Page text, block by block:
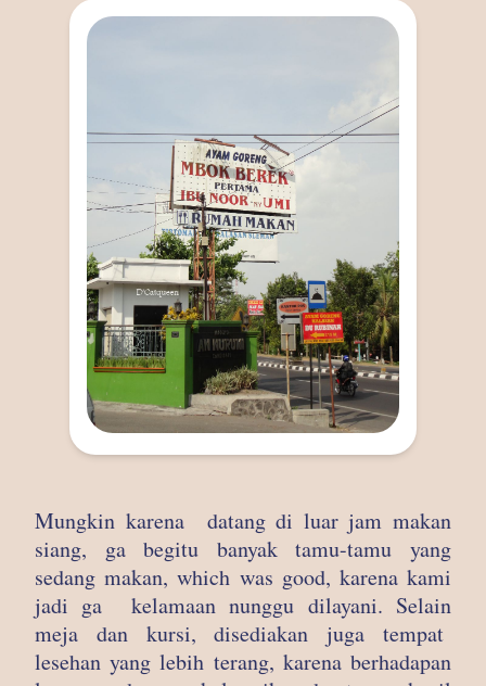
Mungkin karena datang di luar jam makan
siang, ga begitu banyak tamu-tamu yang
sedang makan, which was good, karena kami
jadi ga kelamaan nunggu dilayani. Selain
meja dan kursi, disediakan juga tempat
lesehan yang lebih terang, karena berhadapan